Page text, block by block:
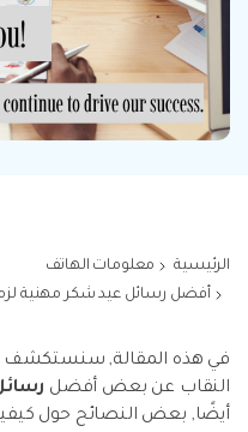
مشاهدة جميع المنتجات
Explore
Photo
Explore
ملخص
قوالب الرسم
ملخص
دمج ملفات PDF
MobileTrans
نقل بيانات الجوال.
Repairit
استعادة الفيديو التالف.
Explore
استعادة الصور
تسجيل الدخول
Restore
على
Mutsapper(سابق Wutsapper)
المقالات المتميزة
الرئيسية
معلومات الهاتف
أفضل رسائل عيد شكر مهنية
في هذه المقالة, سنستكشف
النقاب عن بعض أفضل
أيضًا, بعض النصائح حول